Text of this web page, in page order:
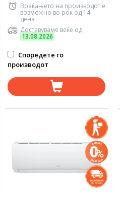
Враќањето на производот е
возможно во рок од 14
дена
Доставуваме веќе од
13.08.2026
Споредете го
производот